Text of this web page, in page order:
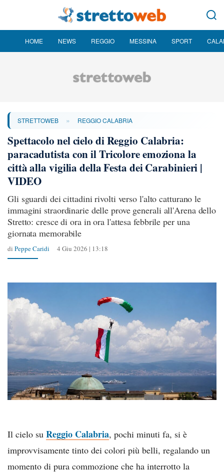
HOME NEWS REGGIO MESSINA SPORT
STRETTOWEB » REGGIO CALABRIA
Spettacolo nel cielo di Reggio Calabria:
paracadutista con il Tricolore emoziona la
città alla vigilia della Festa dei Carabinieri |
VIDEO
Gli sguardi dei cittadini rivolti verso l'alto catturano le
immagini straordinarie delle prove generali all'Arena dello
Stretto: cresce di ora in ora l'attesa febbrile per una
giornata memorabile
di Peppe Caridi 4 Giu 2026 | 13:18
Il cielo su Reggio Calabria, pochi minuti fa, si è
improvvisamente tinto dei colori più belli, regalando un
momento di pura commozione che ha interrotto la